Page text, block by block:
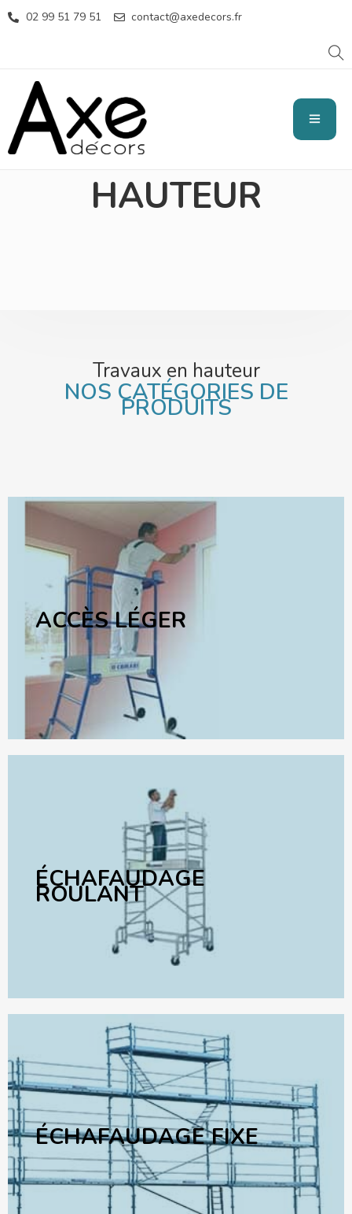
02 99 51 79 51 contact@axedecors.fr
TRAVAUX EN
HAUTEUR
Travaux en hauteur
NOS CATÉGORIES DE
PRODUITS
ACCÈS LÉGER
ÉCHAFAUDAGE
ROULANT
ÉCHAFAUDAGE FIXE